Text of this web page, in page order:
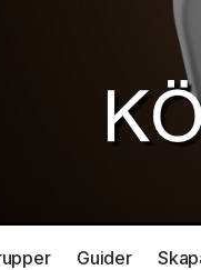
Guider